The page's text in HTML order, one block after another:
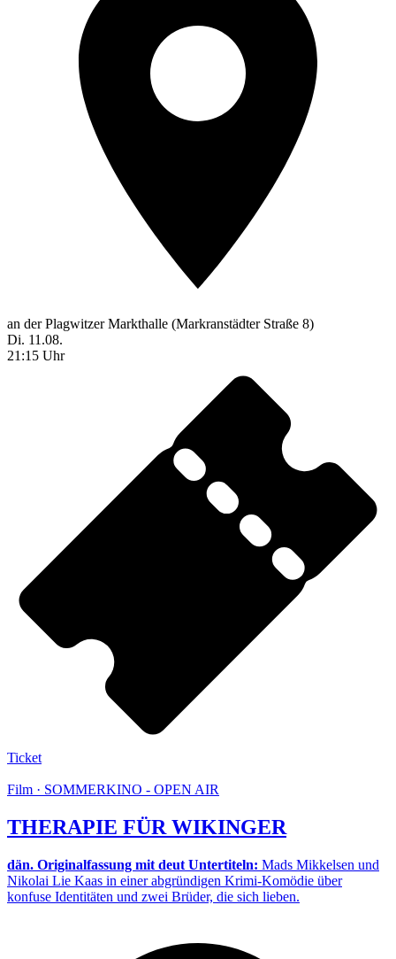
an der Plagwitzer Markthalle (Markranstädter Straße 8)
Di. 11.08.
21:15 Uhr
Ticket
Film · SOMMERKINO - OPEN AIR
THERAPIE FÜR WIKINGER
dän. Originalfassung mit deut Untertiteln: Mads Mikkelsen und
Nikolai Lie Kaas in einer abgründigen Krimi-Komödie über
konfuse Identitäten und zwei Brüder, die sich lieben.